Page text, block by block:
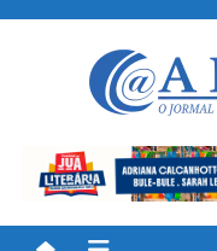
A Noticia